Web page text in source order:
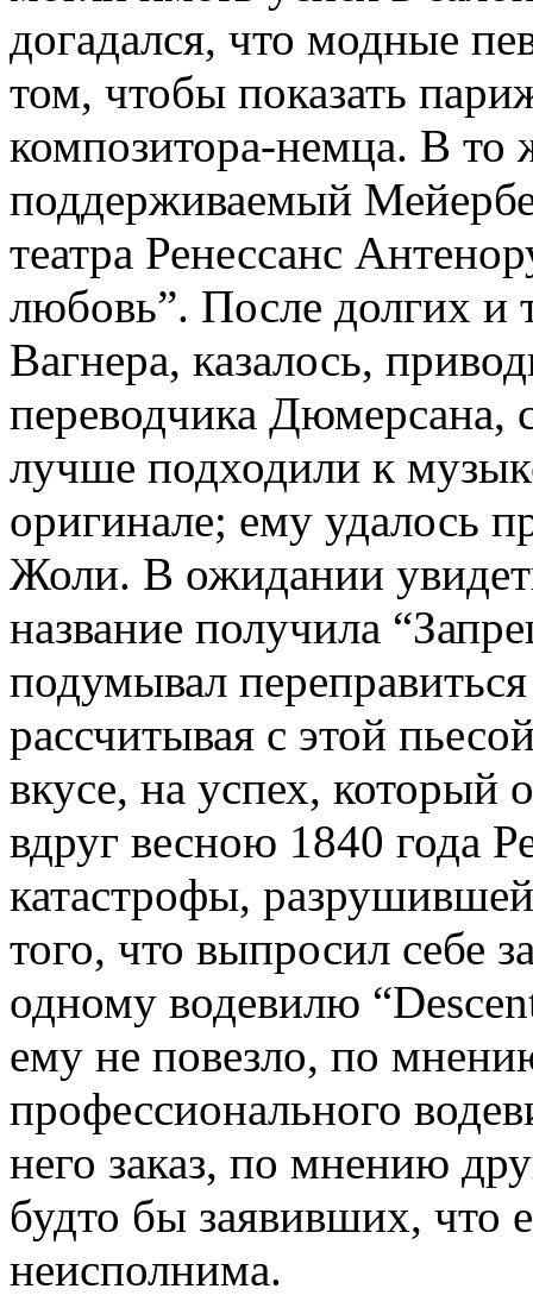
догадался, что модные
том, чтобы показать
композитора-немца. В то
поддерживаемый
театра Ренессанс
любовь”. После долгих и
Вагнера, казалось,
переводчика Дюмерсана,
лучше подходили к
оригинале; ему удалось
Жоли. В ожидании
название получила
подумывал
рассчитывая с этой
вкусе, на успех, который
вдруг весною 1840 года
катастрофы,
того, что выпросил себе
одному водевилю
ему не повезло, по
профессионального
него заказ, по мнению
будто бы заявивших, что
неисполнима.